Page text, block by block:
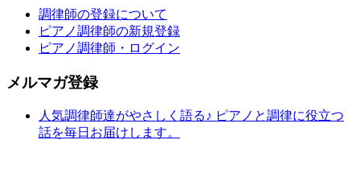
調律師の登録について
ピアノ調律師の新規登録
ピアノ調律師・ログイン
メルマガ登録
人気調律師達がやさしく語る♪ ピアノと調律に役立つ
話を毎日お届けします。